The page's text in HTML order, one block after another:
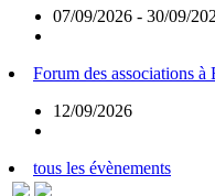
07/09/2026 - 30/09/
Forum des associations à
12/09/2026
tous les évènements